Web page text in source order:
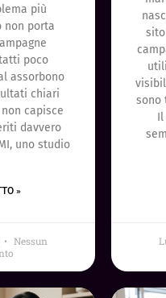
più
non porta
poco
assorbono
chiari
capisce
davvero
uno studio
»
Nessun
sono
Il